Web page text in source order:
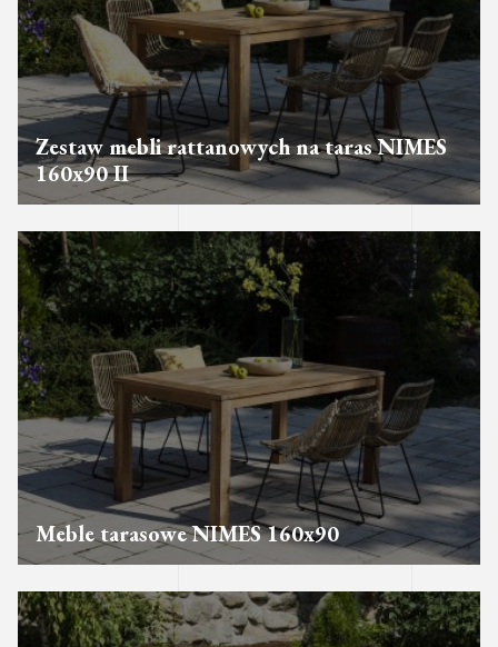
Zestaw mebli rattanowych na taras NIMES
160x90 II
Meble tarasowe NIMES 160x90